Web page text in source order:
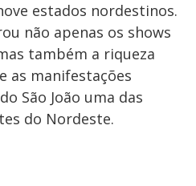
estados nordestinos.
não apenas os shows
também a riqueza
as manifestações
São João uma das
do Nordeste.